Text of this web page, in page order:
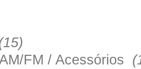
FM / Acessórios